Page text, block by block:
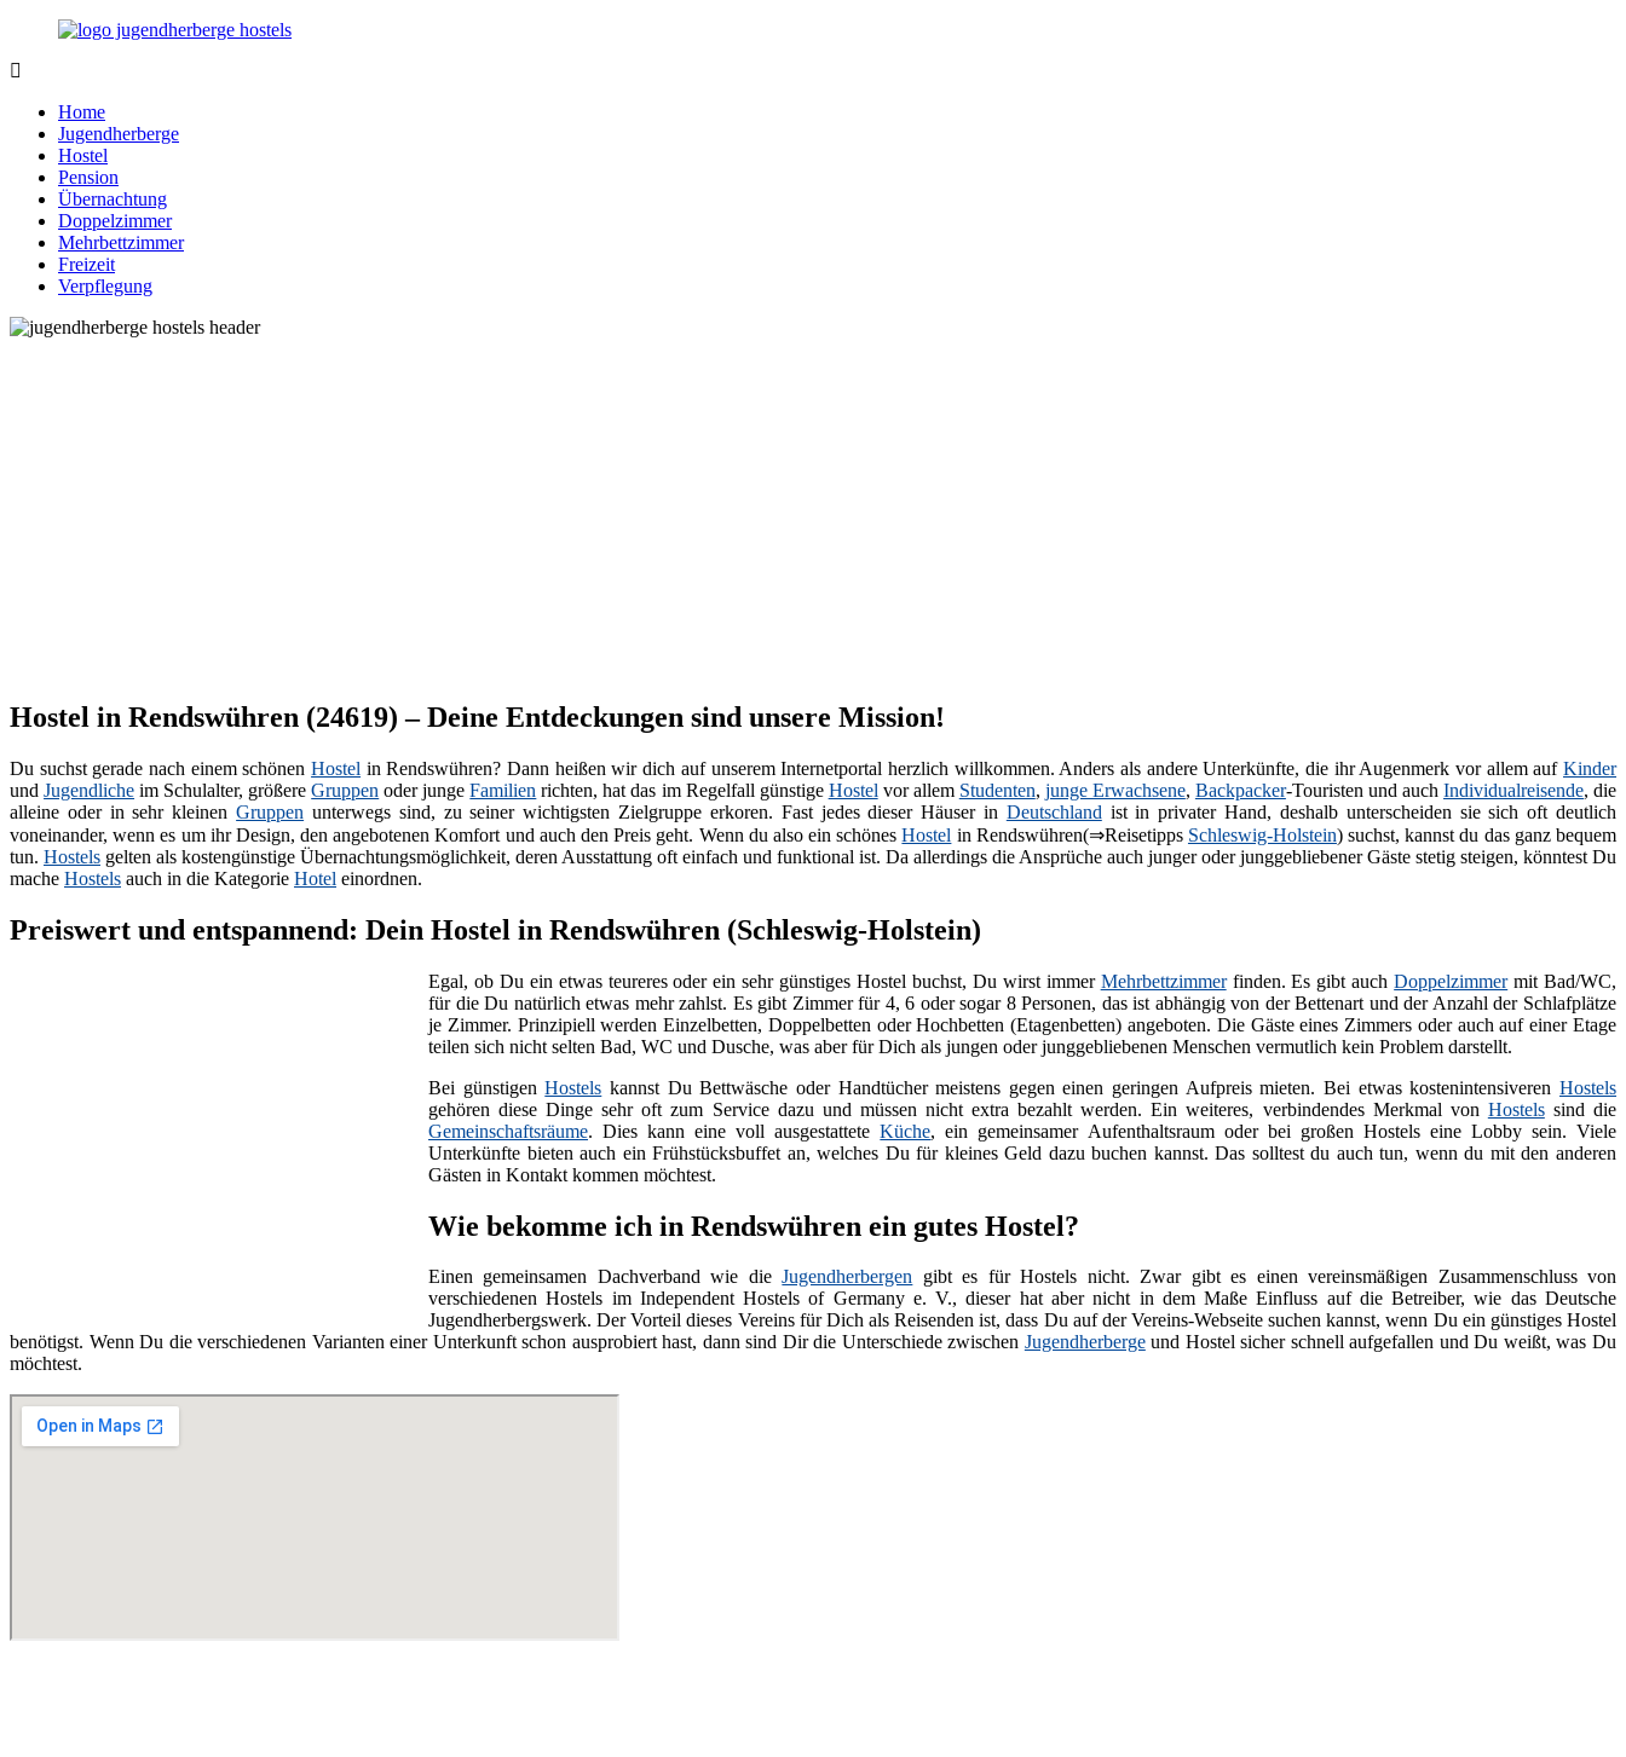
Zurück
Inhalt
Hostels.de
junge
jung
gebliebene
Menschen
Home
Jugendherberge
Hostel
Pension
Übernachtung
Doppelzimmer
Mehrbettzimmer
Freizeit
Verpflegung
Hostel in Rendswühren (24619) – Deine Entdeckungen sind unsere Mission!
Du suchst gerade nach einem schönenHostel in Rendswühren? Dann heißen wir dich auf unserem Internetportal herzlich willkommen. Anders als andere Unterkünfte, die ihr Augenmerk vor allem aufKinder
undJugendliche im Schulalter, größereGruppen oder jungeFamilien richten, hat das im Regelfall günstige Hostel vor allem Studenten, junge Erwachsene, Backpacker-Touristen und auchIndividualreisende, die
alleine oder in sehr kleinenGruppen unterwegs sind, zu seiner wichtigsten Zielgruppe erkoren. Fast jedes dieser Häuser in Deutschland ist in privater Hand, deshalb unterscheiden sie sich oft deutlich
voneinander, wenn es um ihr Design, den angebotenen Komfort und auch den Preis geht. Wenn du also ein schönesHostel in Rendswühren(⇒Reisetipps Schleswig-Holstein) suchst, kannst du das ganz bequem
tun. Hostels gelten als kostengünstige Übernachtungsmöglichkeit, deren Ausstattung oft einfach und funktional ist. Da allerdings die Ansprüche auch junger oder junggebliebener Gäste stetig steigen, könntest Du
mache Hostels auch in die Kategorie Hotel einordnen.
Preiswert und entspannend: Dein Hostel in Rendswühren (Schleswig-Holstein)
Egal, ob Du ein etwas teureres oder ein sehr günstiges Hostel buchst, Du wirst immer Mehrbettzimmerfinden. Es gibt auchDoppelzimmermit Bad/WC,
für die Du natürlich etwas mehr zahlst. Es gibt Zimmer für 4, 6 oder sogar 8 Personen, das ist abhängig von der Bettenart und der Anzahl der Schlafplätze
je Zimmer. Prinzipiell werden Einzelbetten, Doppelbetten oder Hochbetten (Etagenbetten) angeboten. Die Gäste eines Zimmers oder auch auf einer Etage
teilen sich nicht selten Bad, WC und Dusche, was aber für Dich als jungen oder junggebliebenen Menschen vermutlich kein Problem darstellt.
Bei günstigenHostels kannst Du Bettwäsche oder Handtücher meistens gegen einen geringen Aufpreis mieten. Bei etwas kostenintensiverenHostels
gehören diese Dinge sehr oft zum Service dazu und müssen nicht extra bezahlt werden. Ein weiteres, verbindendes Merkmal von Hostelssind die
Gemeinschaftsräume. Dies kann eine voll ausgestatteteKüche, ein gemeinsamer Aufenthaltsraum oder bei großen Hostels eine Lobby sein. Viele
Unterkünfte bieten auch ein Frühstücksbuffet an, welches Du für kleines Geld dazu buchen kannst. Das solltest du auch tun, wenn du mit den anderen
Gästen in Kontakt kommen möchtest.
Wie bekomme ich in Rendswühren ein gutes Hostel?
Einen gemeinsamen Dachverband wie dieJugendherbergen gibt es für Hostels nicht. Zwar gibt es einen vereinsmäßigen Zusammenschluss von
verschiedenen Hostels im Independent Hostels of Germany e. V., dieser hat aber nicht in dem Maße Einfluss auf die Betreiber, wie das Deutsche
Jugendherbergswerk. Der Vorteil dieses Vereins für Dich als Reisenden ist, dass Du auf der Vereins-Webseite suchen kannst, wenn Du ein günstiges Hostel
benötigst. Wenn Du die verschiedenen Varianten einer Unterkunft schon ausprobiert hast, dann sind Dir die Unterschiede zwischen Jugendherbergeund Hostel sicher schnell aufgefallen und Du weißt, was Du
möchtest.